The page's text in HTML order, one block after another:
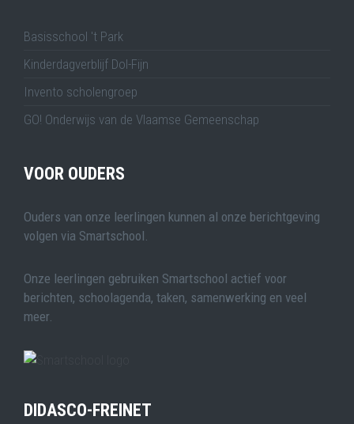
Basisschool 't Park
Kinderdagverblijf Dol-Fijn
Invento scholengroep
GO! Onderwijs van de Vlaamse Gemeenschap
VOOR OUDERS
Ouders van onze leerlingen kunnen al onze berichtgeving
volgen via Smartschool.
Onze leerlingen gebruiken Smartschool actief voor
berichten, schoolagenda, taken, samenwerking en veel
meer.
DIDASCO-FREINET